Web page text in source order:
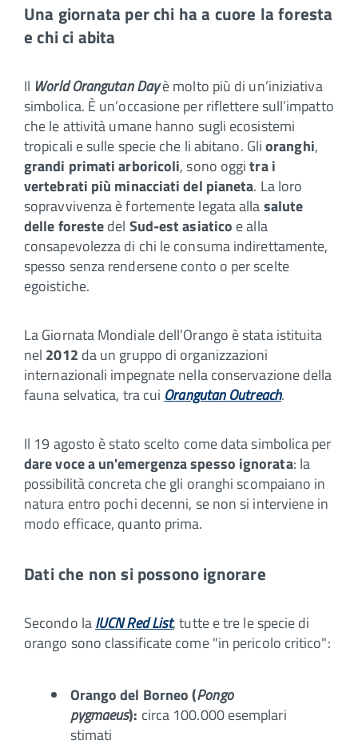
Una giornata per chi ha a cuore la foresta
e chi ci abita
Il World Orangutan Dayè molto più di un’iniziativa
simbolica. È un’occasione per riflettere sull’impatto
che le attività umane hanno sugli ecosistemi
tropicali e sulle specie che li abitano. Glioranghi,
grandi primati arboricoli, sono oggitra i
vertebrati più minacciati del pianeta. La loro
sopravvivenza è fortemente legata allasalute
delle forestedel Sud-est asiatico e alla
consapevolezza di chi le consuma indirettamente,
spesso senza rendersene conto o per scelte
egoistiche.
La Giornata Mondiale dell’Orango è stata istituita
nel 2012 da un gruppo di organizzazioni
internazionali impegnate nella conservazione della
fauna selvatica, tra cui Orangutan Outreach.
Il 19 agosto è stato scelto come data simbolica per
dare voce a un'emergenza spesso ignorata: la
possibilità concreta che gli oranghi scompaiano in
natura entro pochi decenni, se non si interviene in
modo efficace, quanto prima.
Dati che non si possono ignorare
Secondo laIUCN Red List, tutte e tre le specie di
orango sono classificate come "in pericolo critico":
Orango del Borneo (Pongo
pygmaeus): circa 100.000 esemplari
stimati